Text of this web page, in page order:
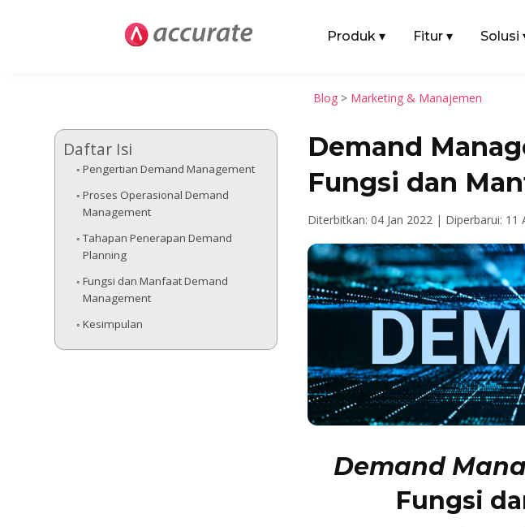
Produk ▾ Fitur ▾ Solusi
Blog > Marketing & Manajemen
Daftar Isi
Pengertian Demand Management
Proses Operasional Demand
Management
Tahapan Penerapan Demand
Planning
Fungsi dan Manfaat Demand
Management
Kesimpulan
Demand
Fungsi dan
Diterbitkan: 04 Jan 2022 | Diperbarui: 11
Demand
Fungsi